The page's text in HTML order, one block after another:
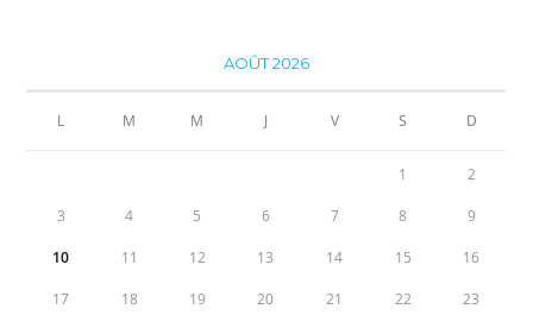
AOÛT 2026
L M M J V S D
1 2
3 4 5 6 7 8 9
10 11 12 13 14 15 16
17 18 19 20 21 22 23